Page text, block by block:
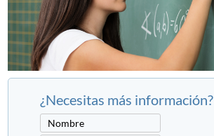
¿Necesitas más información?